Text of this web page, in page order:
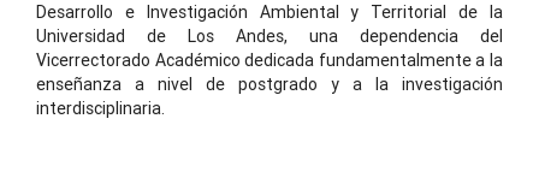
Desarrollo e Investigación Ambiental y Territorial de la
Universidad de Los Andes, una dependencia del
Vicerrectorado Académico dedicada fundamentalmente a la
enseñanza a nivel de postgrado y a la investigación
interdisciplinaria.